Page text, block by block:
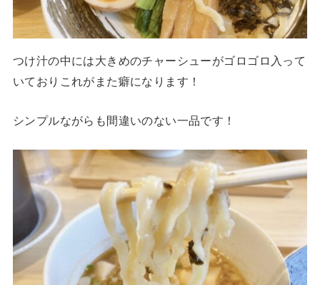
つけ汁の中には大きめのチャーシューがゴロゴロ入って
いておりこれがまた癖になります！
シンプルながらも間違いのない一品です！